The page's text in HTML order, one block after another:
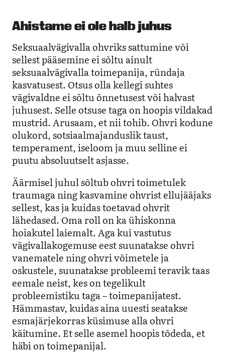
Ahistame ei ole halb juhus
Seksuaalvägivalla ohvriks sattumine või
sellest pääsemine ei sõltu ainult
seksuaalvägivalla toimepanija, ründaja
kasvatusest. Otsus olla kellegi suhtes
vägivaldne ei sõltu õnnetusest või halvast
juhusest. Selle otsuse taga on hoopis vildakad
mustrid. Arusaam, et nii tohib. Ohvri kodune
olukord, sotsiaalmajanduslik taust,
temperament, iseloom ja muu selline ei
puutu absoluutselt asjasse.
Äärmisel juhul sõltub ohvri toimetulek
traumaga ning kasvamine ohvrist ellujääjaks
sellest, kas ja kuidas toetavad ohvrit
lähedased. Oma roll on ka ühiskonna
hoiakutel laiemalt. Aga kui vastutus
vägivallakogemuse eest suunatakse ohvri
vanematele ning ohvri võimetele ja
oskustele, suunatakse probleemi teravik taas
eemale neist, kes on tegelikult
probleemistiku taga – toimepanijatest.
Hämmastav, kuidas aina uuesti seatakse
esmajärjekorras küsimuse alla ohvri
käitumine. Et selle asemel hoopis tõdeda, et
häbi on toimepanijal.